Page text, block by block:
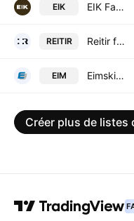
EIK EIK Fasteignafelag HF
REITIR Reitir fasteignafelag hf
EIM Eimskipafelag Islands hf.
Créer plus de listes